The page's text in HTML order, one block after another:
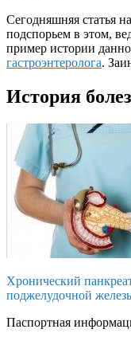
Сегодняшняя статья
подспорьем в этом,
пример истории
гастроэнтеролога.
История
Хронический
поджелудочной
Паспортная